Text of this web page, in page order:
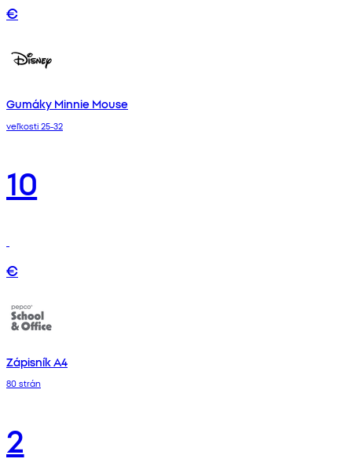
€
Gumáky Minnie Mouse
veľkosti 25-32
10
€
Zápisník A4
80 strán
2